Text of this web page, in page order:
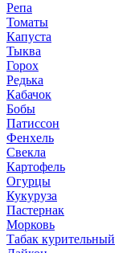
Репа
Томаты
Капуста
Тыква
Горох
Редька
Кабачок
Бобы
Патиссон
Фенхель
Свекла
Картофель
Огурцы
Кукуруза
Пастернак
Морковь
Табак курительный